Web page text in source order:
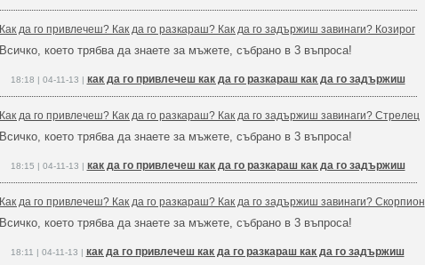
Как да го привлечеш? Как да го разкараш? Как да го задържиш завинаги? Козирог
Всичко, което трябва да знаете за мъжете, събрано в 3 въпроса!
18:18 | 04-11-13 | как да го привлечеш как да го разкараш как да го задържиш
Как да го привлечеш? Как да го разкараш? Как да го задържиш завинаги? Стрелец
Всичко, което трябва да знаете за мъжете, събрано в 3 въпроса!
18:15 | 04-11-13 | как да го привлечеш как да го разкараш как да го задържиш
Как да го привлечеш? Как да го разкараш? Как да го задържиш завинаги? Скорпион
Всичко, което трябва да знаете за мъжете, събрано в 3 въпроса!
18:11 | 04-11-13 | как да го привлечеш как да го разкараш как да го задържиш